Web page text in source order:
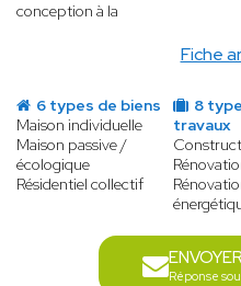
Fiche
conception à la
6 types de biens
Maison individuelle
Maison passive /
écologique
Résidentiel collectif
8
travaux
Réponse